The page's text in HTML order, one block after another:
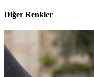
Diğer Renkler